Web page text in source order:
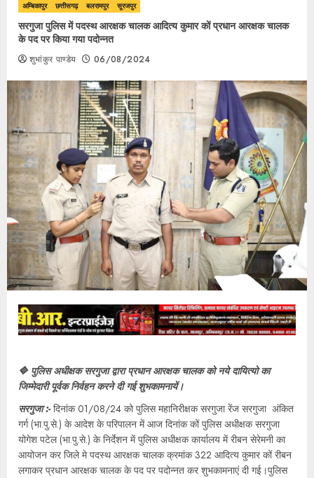
अम्बिकापुर छत्तीसगढ़ बलरामपुर सूरजपुर
सरगुजा पुलिस में पदस्थ आरक्षक चालक आदित्य कुमार कों प्रधान आरक्षक चालक
के पद पर किया गया पदोन्नत
शुभांकुर पाण्डेय 06/08/2024
🔷 पुलिस अधीक्षक सरगुजा द्वारा प्रधान आरक्षक चालक को नये दायित्यो का
जिम्मेदारी पूर्वक निर्वहन करने दी गई शुभकामनायें।
सरगुजा :- दिनांक 01/08/24 को पुलिस महानिरीक्षक सरगुजा रेंज सरगुजा अंकित
गर्ग (भा.पु.से.) के आदेश के परिपालन में आज दिनांक कों पुलिस अधीक्षक सरगुजा
योगेश पटेल (भा.पु.से.) के निर्देशन में पुलिस अधीक्षक कार्यालय में रीबन सेरेमनी का
आयोजन कर जिले मे पदस्थ आरक्षक चालक क्रमांक 322 आदित्य कुमार कों रीबन
लगाकर प्रधान आरक्षक चालक के पद पर पदोन्नत कर शुभकामनाएं दी गई।पुलिस